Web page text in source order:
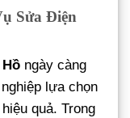
Sửa Điện
ngày càng
lựa chọn
quả. Trong